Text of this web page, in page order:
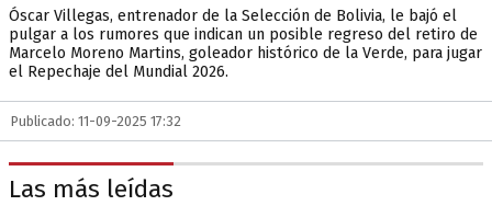
Óscar Villegas, entrenador de la Selección de Bolivia, le bajó el
pulgar a los rumores que indican un posible regreso del retiro de
Marcelo Moreno Martins, goleador histórico de la Verde, para jugar
el Repechaje del Mundial 2026.
Publicado: 11-09-2025 17:32
Las más leídas